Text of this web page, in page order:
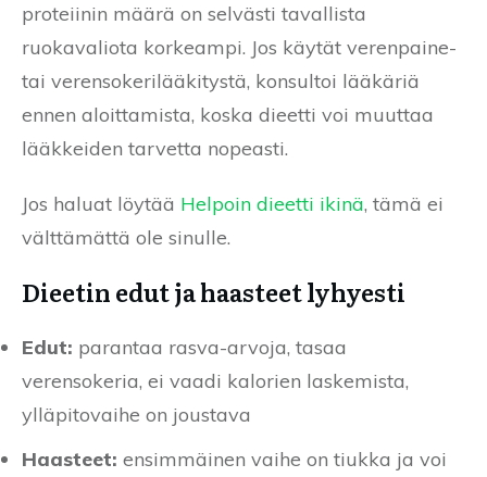
proteiinin määrä on selvästi tavallista
ruokavaliota korkeampi. Jos käytät verenpaine-
tai verensokerilääkitystä, konsultoi lääkäriä
ennen aloittamista, koska dieetti voi muuttaa
lääkkeiden tarvetta nopeasti.
Jos haluat löytää Helpoin dieetti ikinä, tämä ei
välttämättä ole sinulle.
Dieetin edut ja haasteet lyhyesti
Edut: parantaa rasva-arvoja, tasaa
verensokeria, ei vaadi kalorien laskemista,
ylläpitovaihe on joustava
Haasteet: ensimmäinen vaihe on tiukka ja voi